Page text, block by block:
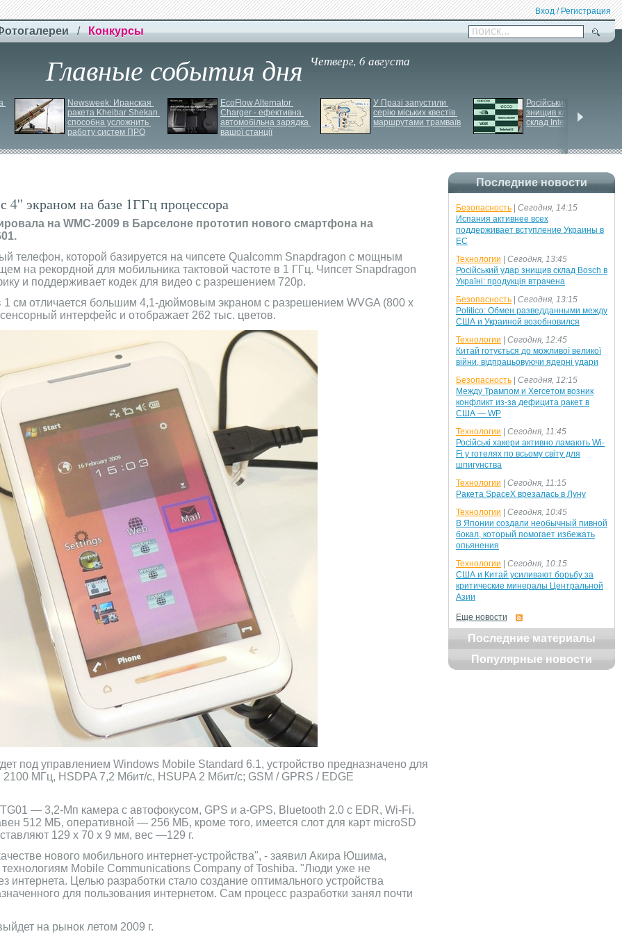
Вход / Регистрация
/ Конкурсы поиск...
Главные события дня Четверг, 6 августа
Newsweek: Иранская
ракета Kheibar Shekan
способна усложнить
работу систем ПРО
EcoFlow Alternator
Charger - ефективна
автомобільна зарядка
вашої станції
У Празі запустили
серію міських квестів
маршрутами трамваїв
Російський удар
знищив ключовий
склад Intertop Ukraine
4'' экраном на базе 1ГГц процессора
на WMC-2009 в Барселоне прототип нового смартфона на
телефон, которой базируется на чипсете Qualcomm Snapdragon с мощным
на рекордной для мобильника тактовой частоте в 1 ГГц. Чипсет Snapdragon
и поддерживает кодек для видео с разрешением 720p.
1 см отличается большим 4,1-дюймовым экраном с разрешением WVGA (800 x
интерфейс и отображает 262 тыс. цветов.
под управлением Windows Mobile Standard 6.1, устройство предназначено для
2100 МГц, HSDPA 7,2 Мбит/с, HSUPA 2 Мбит/с; GSM / GPRS / EDGE
— 3,2-Мп камера с автофокусом, GPS и a-GPS, Bluetooth 2.0 с EDR, Wi-Fi.
512 МБ, оперативной — 256 МБ, кроме того, имеется слот для карт microSD
129 x 70 x 9 мм, вес —129 г.
нового мобильного интернет-устройства", - заявил Акира Юшима,
Mobile Communications Company of Toshiba. "Люди уже не
интернета. Целью разработки стало создание оптимального устройства
для пользования интернетом. Сам процесс разработки занял почти
на рынок летом 2009 г.
Последние новости
Безопасность
Сегодня, 14:15
Испания активнее всех
поддерживает вступление Украины в
ЕС
Технологии
Сегодня, 13:45
Російський удар знищив склад Bosch в
Україні: продукція втрачена
Безопасность
Сегодня, 13:15
Politico: Обмен разведданными между
США и Украиной возобновился
Технологии
Сегодня, 12:45
Китай готується до можливої великої
війни, відпрацьовуючи ядерні удари
Безопасность
Сегодня, 12:15
Между Трампом и Хегсетом возник
конфликт из-за дефицита ракет в
США — WP
Технологии
Сегодня, 11:45
Російські хакери активно ламають Wi-
Fi у готелях по всьому світу для
шпигунства
Технологии
Сегодня, 11:15
Ракета SpaceX врезалась в Луну
Технологии
Сегодня, 10:45
В Японии создали необычный пивной
бокал, который помогает избежать
опьянения
Технологии
Сегодня, 10:15
США и Китай усиливают борьбу за
критические минералы Центральной
Азии
Еще новости
Последние материалы
Популярные новости